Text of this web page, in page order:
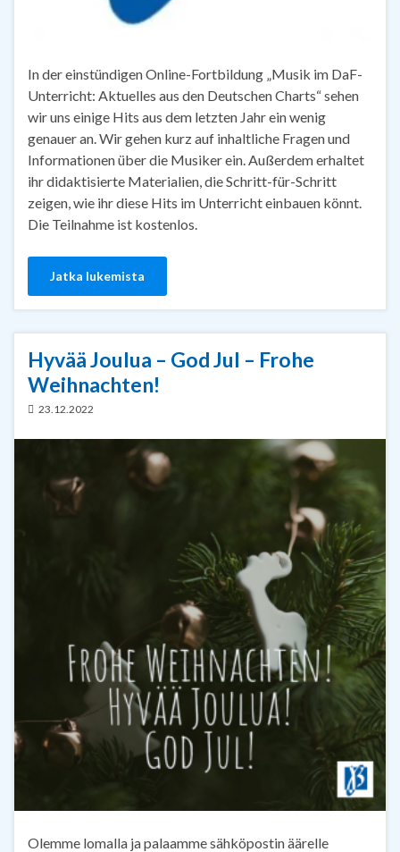
In der einstündigen Online-Fortbildung „Musik im DaF-
Unterricht: Aktuelles aus den Deutschen Charts“ sehen
wir uns einige Hits aus dem letzten Jahr ein wenig
genauer an. Wir gehen kurz auf inhaltliche Fragen und
Informationen über die Musiker ein. Außerdem erhaltet
ihr didaktisierte Materialien, die Schritt-für-Schritt
zeigen, wie ihr diese Hits im Unterricht einbauen könnt.
Die Teilnahme ist kostenlos.
Jatka lukemista
Hyvää Joulua – God Jul – Frohe
Weihnachten!
23.12.2022
Olemme lomalla ja palaamme sähköpostin äärelle